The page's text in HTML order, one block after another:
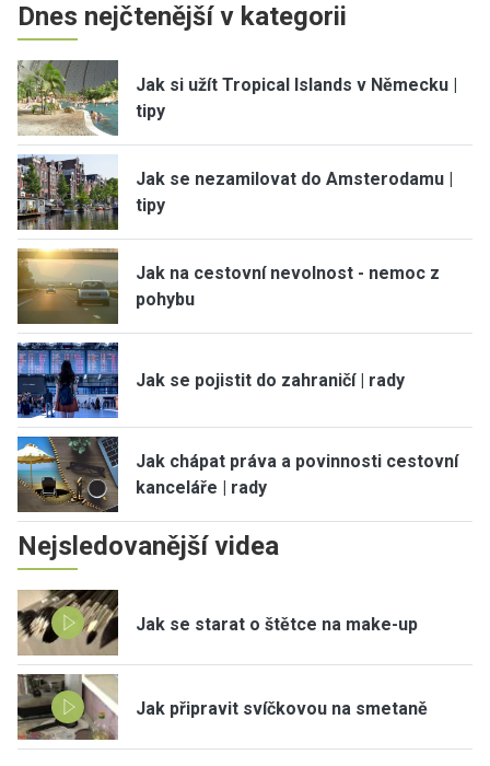
Dnes nejčtenější v kategorii
Jak si užít Tropical Islands v Německu |
tipy
Jak se nezamilovat do Amsterodamu |
tipy
Jak na cestovní nevolnost - nemoc z
pohybu
Jak se pojistit do zahraničí | rady
Jak chápat práva a povinnosti cestovní
kanceláře | rady
Nejsledovanější videa
Jak se starat o štětce na make-up
Jak připravit svíčkovou na smetaně